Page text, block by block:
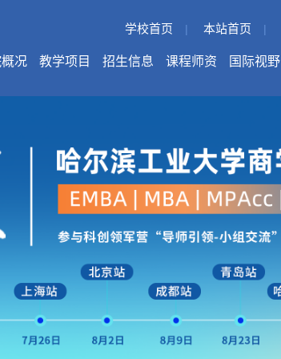
学校首页 | 本站首页 |
况 教学项目 招生信息 课程师资 国际视野